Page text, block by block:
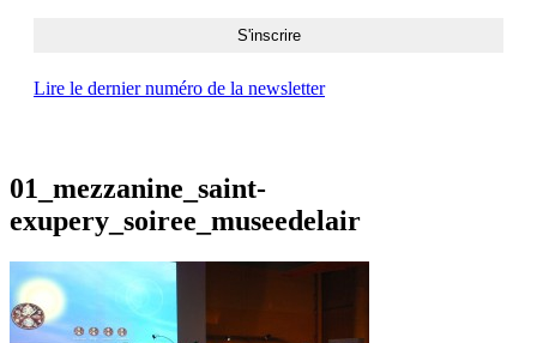
Lire le dernier numéro de la newsletter
01_mezzanine_saint-
exupery_soiree_museedelair